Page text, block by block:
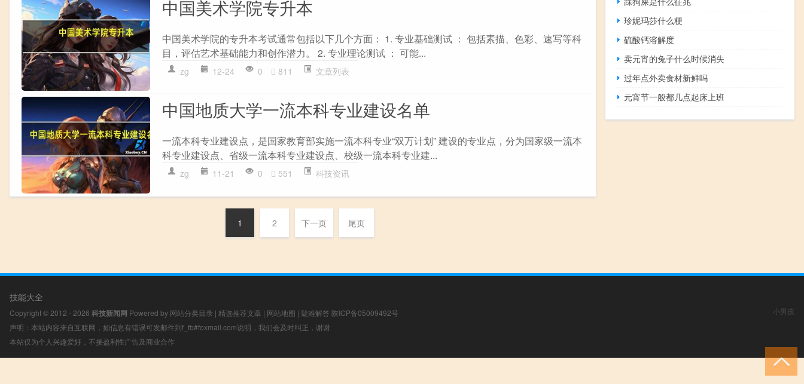
中国美术学院专升本
中国美术学院的专升本考试通常包括以下几个方面： 1. 专业基础测试 ： 包括素描、色彩、速写等科
目，评估艺术基础能力和创作潜力。 2. 专业理论测试 ： 可能...
zg 12-24 0 811 文章列表
中国地质大学一流本科专业建设名单
一流本科专业建设点，是国家教育部实施一流本科专业“双万计划” 建设的专业点，分为国家级一流本
科专业建设点、省级一流本科专业建设点、校级一流本科专业建...
zg 11-21 0 551 科技资讯
1 2 下一页 尾页
珍妮玛莎什么梗
硫酸钙溶解度
卖元宵的兔子什么时候消失
过年点外卖食材新鲜吗
元宵节一般都几点起床上班
技能大全
Copyright © 2012 - 2026 科技新闻网 Powered by 网站分类目录 | 精选推荐文章 | 网站地图 | 疑难解答 陕ICP备05009492号
声明：本站内容来自互联网，如信息有错误可发邮件到f_fb#foxmail.com说明，我们会及时纠正，谢谢
本站仅为个人兴趣爱好，不接盈利性广告及商业合作
小男孩